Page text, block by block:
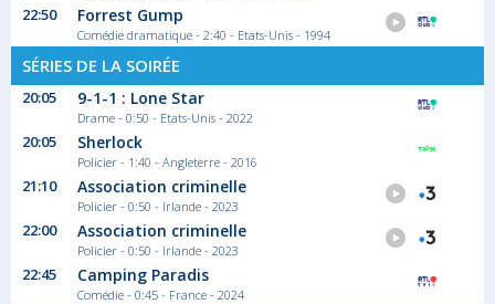
01:05
Moments d'évasion
Chaque nuit, l'émission «Moments
d'évasion»...
02:45
Boucle de nuit
Information
22:50 Forrest Gump
Comédie dramatique - 2:40 - Etats-Unis - 1994
SÉRIES DE LA SOIRÉE
20:05 9-1-1 : Lone Star
Drame - 0:50 - Etats-Unis - 2022
20:05 Sherlock
Policier - 1:40 - Angleterre - 2016
21:10 Association criminelle
Policier - 0:50 - Irlande - 2023
22:00 Association criminelle
Policier - 0:50 - Irlande - 2023
22:45 Camping Paradis
Comédie - 0:45 - France - 2024